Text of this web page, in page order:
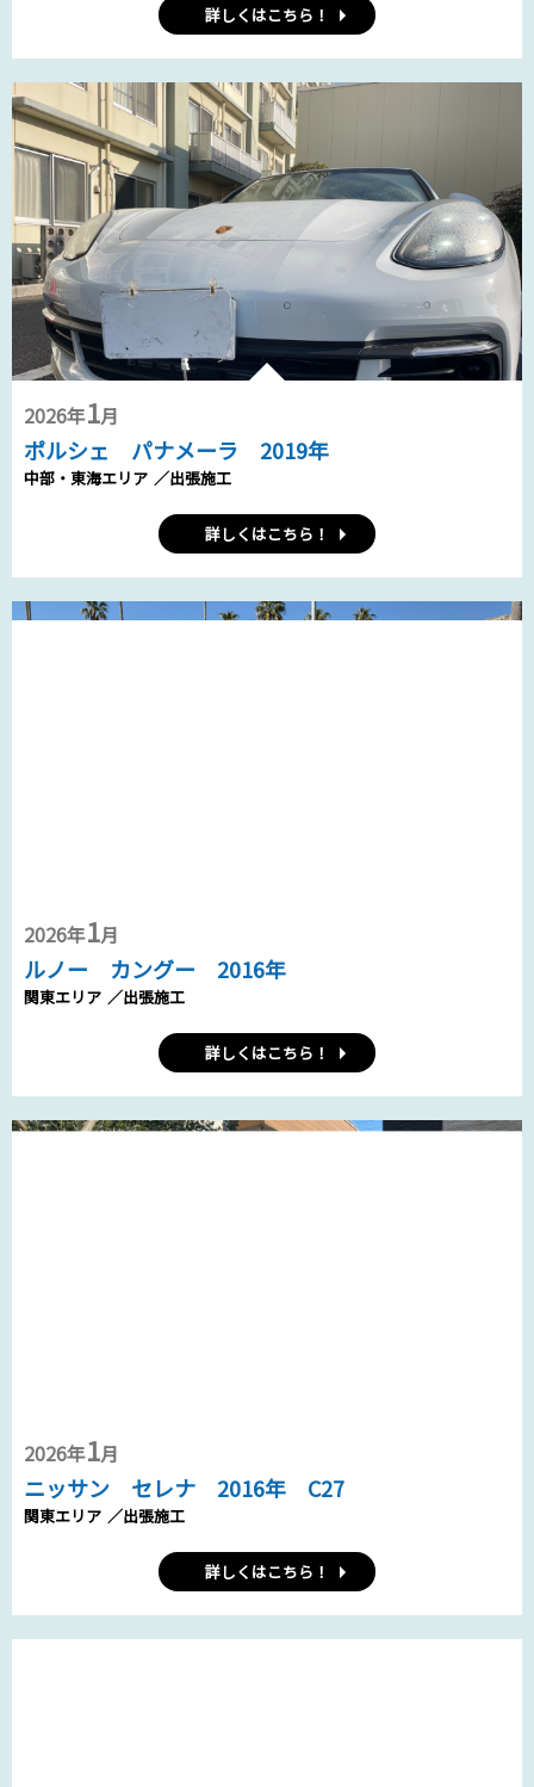
詳しくはこちら！
2026年1月
ポルシェ パナメーラ 2019年
中部・東海エリア ／出張施工
詳しくはこちら！
2026年1月
ルノー カングー 2016年
関東エリア ／出張施工
詳しくはこちら！
2026年1月
ニッサン セレナ 2016年 C27
関東エリア ／出張施工
詳しくはこちら！